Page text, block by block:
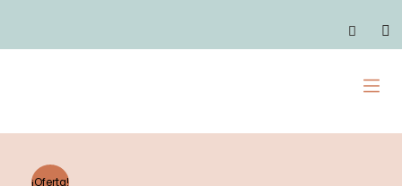
contenido
¡Oferta!